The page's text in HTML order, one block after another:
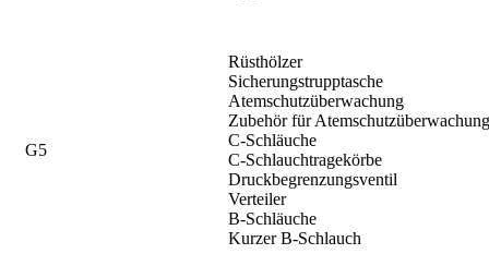
G5
Rüsthölzer
Sicherungstrupptasche
Atemschutzüberwachung
Zubehör für Atemschutzüberwachung
C-Schläuche
C-Schlauchtragekörbe
Druckbegrenzungsventil
Verteiler
B-Schläuche
Kurzer B-Schlauch